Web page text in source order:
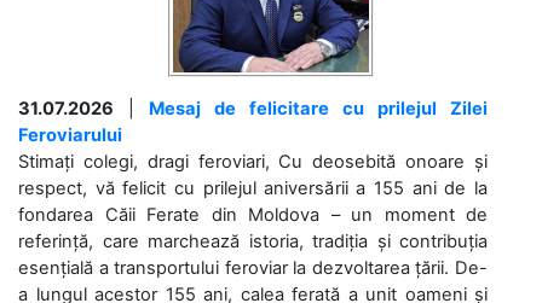
31.07.2026
Mesaj de felicitare cu prilejul Zilei
Feroviarului
Stimați colegi, dragi feroviari, Cu deosebită onoare și
respect, vă felicit cu prilejul aniversării a 155 ani de la
fondarea Căii Ferate din Moldova – un moment de
referință, care marchează istoria, tradiția și contribuția
esențială a transportului feroviar la dezvoltarea țării. De-
a lungul acestor 155 ani, calea ferată a unit oameni și